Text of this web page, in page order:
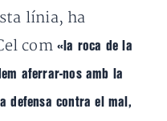
línia, ha
com «la roca de la
aferrar-nos amb la
defensa contra el mal,